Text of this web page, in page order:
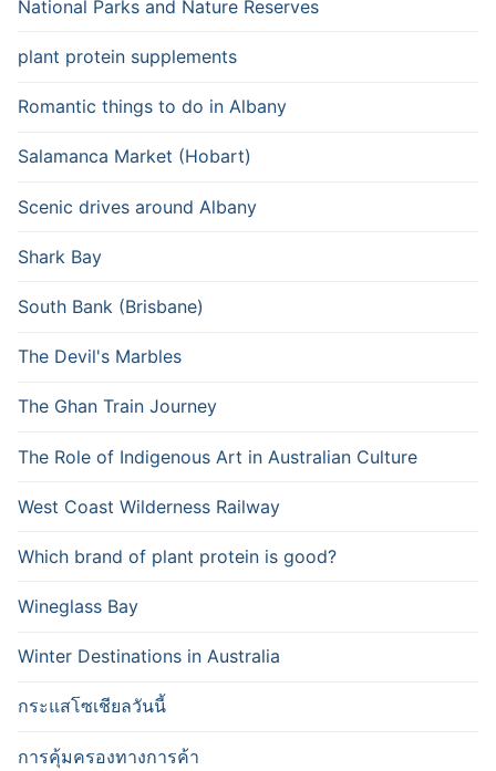
National Parks and Nature Reserves
plant protein supplements
Romantic things to do in Albany
Salamanca Market (Hobart)
Scenic drives around Albany
Shark Bay
South Bank (Brisbane)
The Devil's Marbles
The Ghan Train Journey
The Role of Indigenous Art in Australian Culture
West Coast Wilderness Railway
Which brand of plant protein is good?
Wineglass Bay
Winter Destinations in Australia
กระแสโซเชียลวันนี้
การคุ้มครองทางการค้า